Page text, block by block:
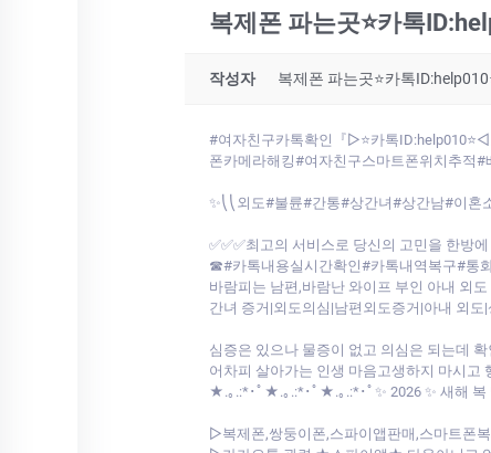
복제폰 파는곳⭐카톡
작성자 복제폰 파는곳⭐카톡
#여자친구카톡확인『▷⭐카톡
폰카메라해킹#여자친구스마트폰위치추적
✨⎝⎝외도#불륜#간통#상간녀#상간남#이혼
✅✅✅최고의 서비스로 당신의 고민을 한방
☎#카톡내용실시간확인#카톡내역복구#통
바람피는 남편,바람난 와이프 부인 아내 외
간녀 증거|외도의심|남편외도증거|아내 외
심증은 있으나 물증이 없고 의심은 되는데
어차피 살아가는 인생 마음고생하지 마시고
★.｡.:*･ﾟ★.｡.:*･ﾟ★.｡.:*･ﾟ✨ 2026 ✨ 새해
▷복제폰,쌍둥이폰,스파이앱판매,스마트폰